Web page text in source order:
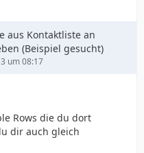
aus Kontaktliste an
(Beispiel gesucht)
um 08:17
Rows die du dort
dir auch gleich